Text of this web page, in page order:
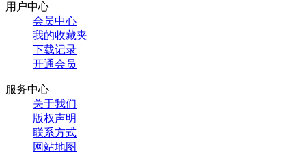
用户中心
会员中心
我的收藏夹
下载记录
开通会员
服务中心
关于我们
版权声明
联系方式
网站地图